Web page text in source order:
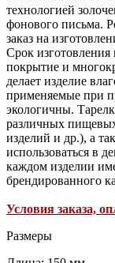
технологией
фонового письма.
заказ на
Срок изготовления
покрытие и
делает изделие
применяемые при
экологичны.
различных
изделий и др.), а
использоваться в
каждом изделии
брендированного
Условия заказа,
Размеры